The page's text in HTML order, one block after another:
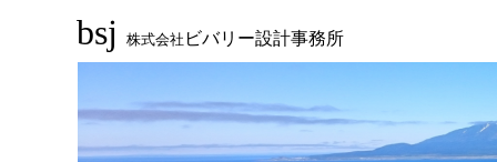
bsj 株式会社 ビバリー設計事務所